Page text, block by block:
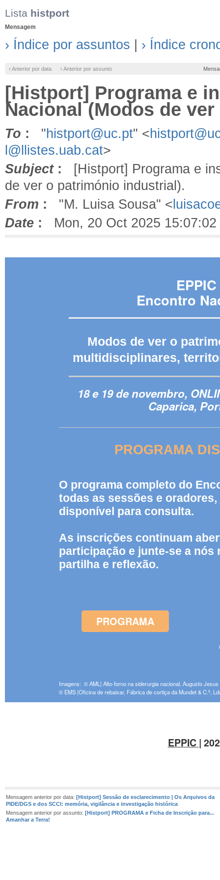
Lista histport
Mensagem
› Índice por assuntos › Índice
‹ Anterior por data ‹ Anterior por assunto
[Histport] Programa e
Nacional (Modos de
To : "histport@uc.pt" <
l@llistes.uab.cat>
Subject: [Histport] Programa e
de ver o património industrial).
From : "M. Luisa Sousa" <
Date : Mon, 20 Oct 2025 15:07:02
EPPIC
Encontro
Modos de ver o
multidisciplinares,
18 e 19 de novembro,
Caparica,
PROGRAMA
O programa completo do
todas as sessões e
disponível para consulta.
As inscrições continuam
participação e junte-se a nós
partilha e reflexão.
PROGRAMA
Imagens: © AML| Alto-forno na siderurgia nacional, Augusto
© EMS |Oficina de rebaixar, Fábrica de cortiça da Mundet & C.ª,
EPPIC |
Mensagem anterior por data: [Histport] Sessão de esclarecimento | Os Arquivos da
PIDE/DGS e dos SCCI: memória, vigilância e investigação histórica
Mensagem anterior por assunto: [Histport] PROGRAMA e Ficha de Inscrição para...
Amanhar a Terra!